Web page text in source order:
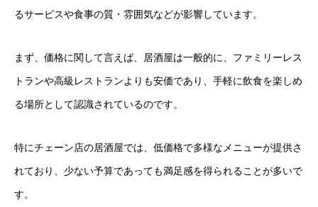
るサービスや食事の質・雰囲気などが影響しています。
まず、価格に関して言えば、居酒屋は一般的に、ファミリーレス
トランや高級レストランよりも安価であり、手軽に飲食を楽しめ
る場所として認識されているのです。
特にチェーン店の居酒屋では、低価格で多様なメニューが提供さ
れており、少ない予算であっても満足感を得られることが多いで
す。